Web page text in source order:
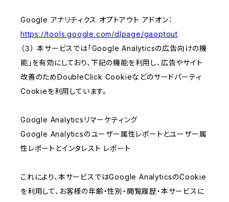
Google アナリティクス オプトアウト アドオン：
https://tools.google.com/dlpage/gaoptout
（３） 本サービスでは「Google Analyticsの広告向けの機
能」を有効にしており、下記の機能を利用し、広告やサイト
改善のためDoubleClick Cookieなどのサードパーティ
Cookieを利用しています。
Google Analyticsリマーケティング
Google Analyticsのユーザー属性レポートとユーザー属
性レポートとインタレスト レポート
これにより、本サービスではGoogle AnalyticsのCookie
を利用して、お客様の年齢・性別・閲覧履歴・本サービスに